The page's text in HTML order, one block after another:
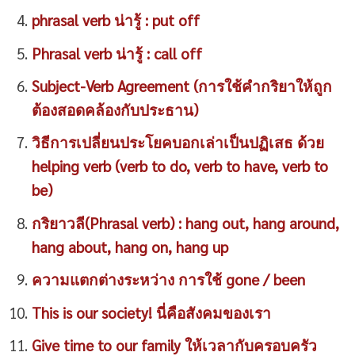
phrasal verb น่ารู้ : put off
Phrasal verb น่ารู้ : call off
Subject-Verb Agreement (การใช้คำกริยาให้ถูก
ต้องสอดคล้องกับประธาน)
วิธีการเปลี่ยนประโยคบอกเล่าเป็นปฏิเสธ ด้วย
helping verb (verb to do, verb to have, verb to
be)
กริยาวลี(Phrasal verb) : hang out, hang around,
hang about, hang on, hang up
ความแตกต่างระหว่าง การใช้ gone / been
This is our society! นี่คือสังคมของเรา
Give time to our family ให้เวลากับครอบครัว